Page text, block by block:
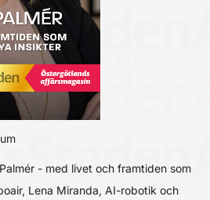
- med livet och framtiden som
Lena Miranda, AI-robotik och